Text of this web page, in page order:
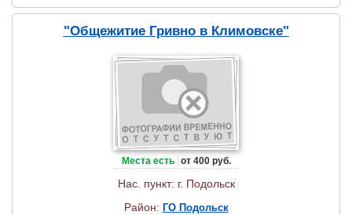
"Общежитие Гривно в Климовске"
Места есть от 400 руб.
Нас. пункт: г. Подольск
Район: ГО Подольск